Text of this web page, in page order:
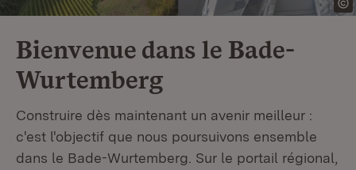
Bienvenue dans le Bade-
Wurtemberg
Construire dès maintenant un avenir meilleur :
c'est l'objectif que nous poursuivons ensemble
dans le Bade-Wurtemberg. Sur le portail régional,